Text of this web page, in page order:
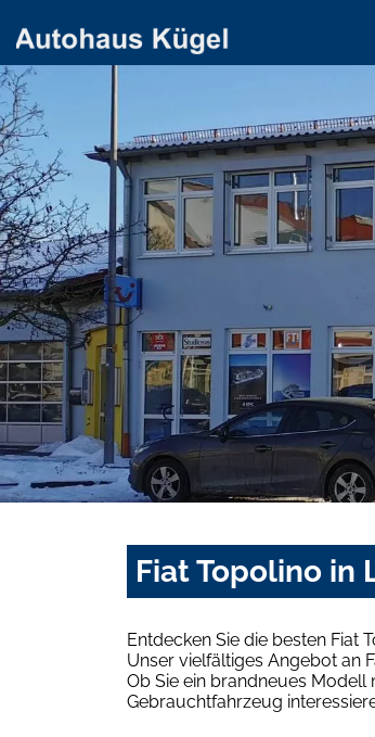
Fiat Topolino in
Entdecken Sie die besten Fiat
Unser vielfältiges Angebot an
Ob Sie ein brandneues
Gebrauchtfahrzeug